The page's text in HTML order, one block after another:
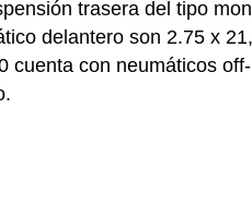
trasera del tipo
delantero son 2.75 x
cuenta con neumáticos